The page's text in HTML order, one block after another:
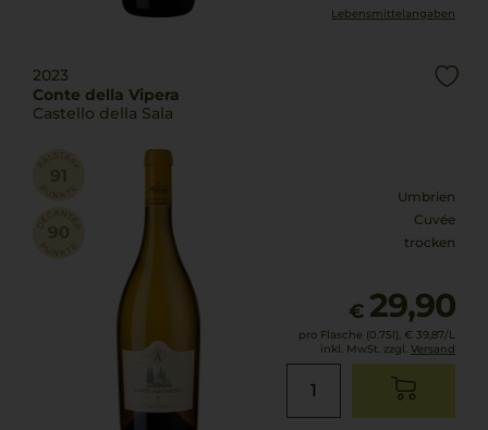
Lebensmittel­angaben
2023
Conte della Vipera
Castello della Sala
Umbrien
Cuvée
trocken
€ 29,90
pro Flasche (0.75l), € 39,87/L
inkl. MwSt. zzgl. Versand